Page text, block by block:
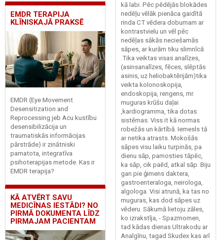
EMDR TERAPIJA
KLĪNISKAJĀ PRAKSĒ
EMDR (Eye Movement
Desensitization and
Reprocessing jeb Acu kustību
desensibilizācija un
traumatiskās informācijas
pārstrāde) ir zinātniski
pamatota, integratīva
psihoterapijas metode. Kas ir
EMDR terapija?
KĀ ATVĒRT SAVU
MEDICĪNAS IESTĀDI? NO
PIRMĀ DOKUMENTA LĪDZ
PIRMAJAM PACIENTAM
kā labi. Pēc pēdējās blokādes
nedēļu vēlāk pienāca gaidītā
rinda CT vēdera dobumam ar
kontrastvielu un vēl pēc
nedēļas sākās neciešamās
sāpes, ar kurām tiku slimnīcā
.Tika veiktas visas analīzes,
(asinsanalīzes, fēces, slēptās
asinis, uz heliobaktērijām)tika
veikta kolonoskopija,
endoskopija, rengens, mr.
muguras krūšu daļai
,kardiogramma, tika dotas
sistēmas. Viss it kā normas
robežās un kārtībā. Iemesls tā
ar netika atrasts. Mokošās
sāpes visu laiku turpinās, pa
dienu sāp, pamosties tāpēc,
ka sāp, cik paēd, atkal sāp. Biju
gan pie ģimens daktera,
gastroenteraloga, neirologa,
algologa. Visi atrunā, ka tas no
muguras, kas dod sāpes uz
vēderu. Sākumā lietoju zāles,
ko izrakstīja, - Spazmomen,
tad kādas dienas Ultrakodu ar
Analgīnu, tagad Skudex kas arī